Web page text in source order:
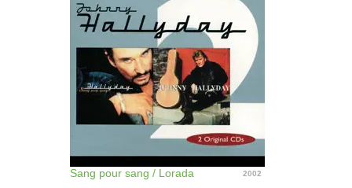
Sang pour sang / Lorada 2002